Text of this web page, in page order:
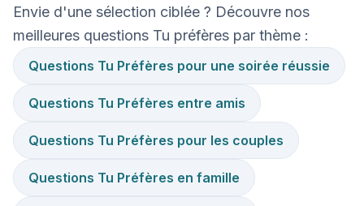
Envie d'une sélection ciblée ? Découvre nos
meilleures questions Tu préfères par thème :
Questions Tu Préfères pour une soirée réussie
Questions Tu Préfères entre amis
Questions Tu Préfères pour les couples
Questions Tu Préfères en famille